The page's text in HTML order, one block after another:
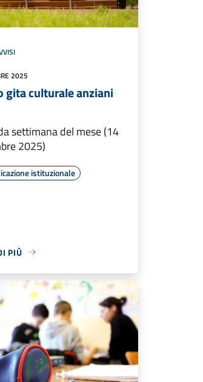
2025
gita culturale anziani
settimana del mese (14
2025)
istituzionale
PIÙ